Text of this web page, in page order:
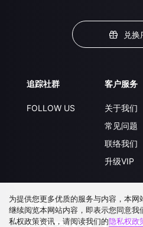
兑换
追踪社群
FOLLOW US
客户服务
关于我们
常见问题
联络我们
升级VIP
下载 APP
为提供您更多优质的服务与内容，本
继续阅览本网站内容，即表示您同意
私权政策资讯，请阅读我们的隐私权政